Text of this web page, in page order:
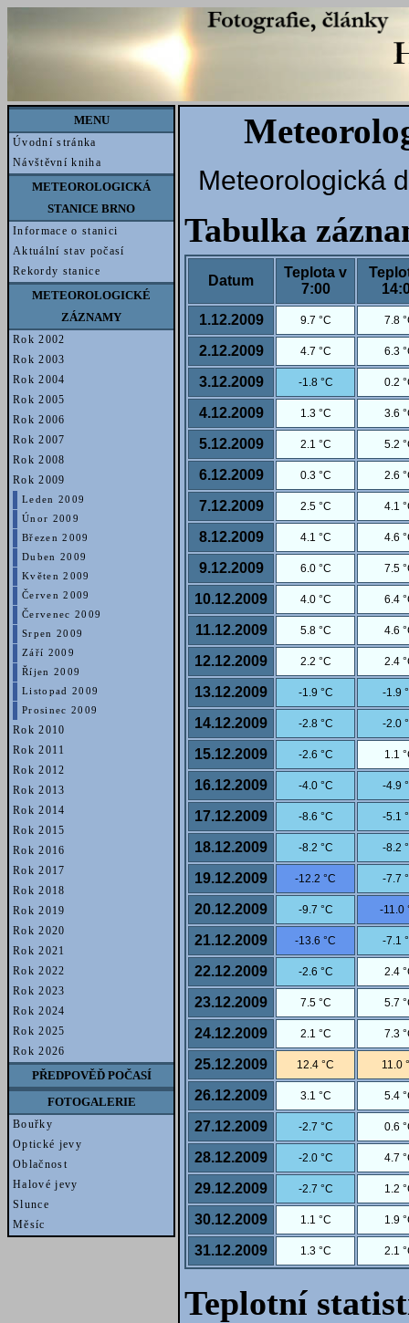
MENU
Úvodní stránka
Návštěvní kniha
METEOROLOGICKÁ
STANICE BRNO
Informace o stanici
Aktuální stav počasí
Rekordy stanice
METEOROLOGICKÉ
ZÁZNAMY
Rok 2002
Rok 2003
Rok 2004
Rok 2005
Rok 2006
Rok 2007
Rok 2008
Rok 2009
Leden 2009
Únor 2009
Březen 2009
Duben 2009
Květen 2009
Červen 2009
Červenec 2009
Srpen 2009
Září 2009
Říjen 2009
Listopad 2009
Prosinec 2009
Rok 2010
Rok 2011
Rok 2012
Rok 2013
Rok 2014
Rok 2015
Rok 2016
Rok 2017
Rok 2018
Rok 2019
Rok 2020
Rok 2021
Rok 2022
Rok 2023
Rok 2024
Rok 2025
Rok 2026
PŘEDPOVĚĎ POČASÍ
FOTOGALERIE
Bouřky
Optické jevy
Oblačnost
Halové jevy
Slunce
Měsíc
Meteorologická
Tabulka
Datum
Teplota v
7:00
1.12.2009
9.7 °C 7.8
2.12.2009 4.7 °C 6.3
3.12.2009 -1.8 °C 0.2
4.12.2009 1.3 °C 3.6
5.12.2009 2.1 °C 5.2
6.12.2009 0.3 °C 2.6
7.12.2009 2.5 °C 4.1
8.12.2009 4.1 °C 4.6
9.12.2009 6.0 °C 7.5
10.12.2009 4.0 °C 6.4
11.12.2009 5.8 °C 4.6
12.12.2009 2.2 °C 2.4
13.12.2009 -1.9 °C -1.9
14.12.2009 -2.8 °C -2.0
15.12.2009 -2.6 °C 1.1
16.12.2009 -4.0 °C -4.9
17.12.2009 -8.6 °C -5.1
18.12.2009 -8.2 °C -8.2
19.12.2009 -12.2 °C -7.7
20.12.2009 -9.7 °C -11.0
21.12.2009 -13.6 °C -7.1
22.12.2009 -2.6 °C 2.4
23.12.2009 7.5 °C 5.7
24.12.2009 2.1 °C 7.3
25.12.2009 12.4 °C 11.0
26.12.2009 3.1 °C 5.4
27.12.2009 -2.7 °C 0.6
28.12.2009 -2.0 °C 4.7
29.12.2009 -2.7 °C 1.2
30.12.2009 1.1 °C 1.9
31.12.2009 1.3 °C 2.1
Teplotní